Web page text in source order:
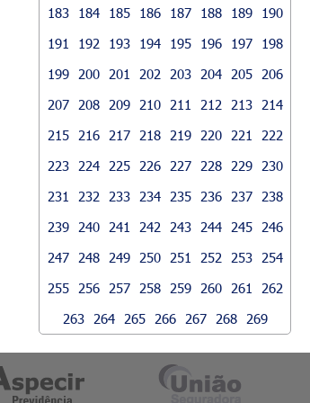
183
184 185 186 187 188 189
190
191
192 193 194 195 196 197
198
199
200 201 202 203 204 205
206
207
208 209 210 211 212 213
214
215
216 217 218 219 220 221
222
223
224 225 226 227 228 229
230
231
232 233 234 235 236 237
238
239
240 241 242 243 244 245
246
247
248 249 250 251 252 253
254
255
256 257 258 259 260 261
262
263
264 265 266 267 268 269